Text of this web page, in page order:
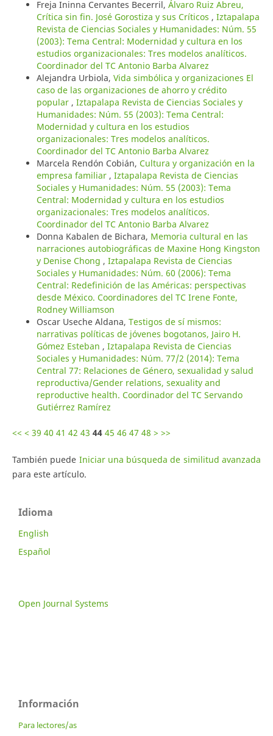
Freja Ininna Cervantes Becerril, Álvaro Ruiz Abreu,
Crítica sin fin. José Gorostiza y sus Críticos , Iztapalapa
Revista de Ciencias Sociales y Humanidades: Núm. 55
(2003): Tema Central: Modernidad y cultura en los
estudios organizacionales: Tres modelos analíticos.
Coordinador del TC Antonio Barba Alvarez
Alejandra Urbiola, Vida simbólica y organizaciones El
caso de las organizaciones de ahorro y crédito
popular , Iztapalapa Revista de Ciencias Sociales y
Humanidades: Núm. 55 (2003): Tema Central:
Modernidad y cultura en los estudios
organizacionales: Tres modelos analíticos.
Coordinador del TC Antonio Barba Alvarez
Marcela Rendón Cobián, Cultura y organización en la
empresa familiar , Iztapalapa Revista de Ciencias
Sociales y Humanidades: Núm. 55 (2003): Tema
Central: Modernidad y cultura en los estudios
organizacionales: Tres modelos analíticos.
Coordinador del TC Antonio Barba Alvarez
Donna Kabalen de Bichara, Memoria cultural en las
narraciones autobiográficas de Maxine Hong Kingston
y Denise Chong , Iztapalapa Revista de Ciencias
Sociales y Humanidades: Núm. 60 (2006): Tema
Central: Redefinición de las Américas: perspectivas
desde México. Coordinadores del TC Irene Fonte,
Rodney Williamson
Oscar Useche Aldana, Testigos de sí mismos:
narrativas políticas de jóvenes bogotanos, Jairo H.
Gómez Esteban , Iztapalapa Revista de Ciencias
Sociales y Humanidades: Núm. 77/2 (2014): Tema
Central 77: Relaciones de Género, sexualidad y salud
reproductiva/Gender relations, sexuality and
reproductive health. Coordinador del TC Servando
Gutiérrez Ramírez
<< < 39 40 41 42 43 44 45 46 47 48 > >>
También puede Iniciar una búsqueda de similitud avanzada
para este artículo.
Idioma
English
Español
Open Journal Systems
Información
Para lectores/as